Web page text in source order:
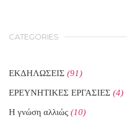
CATEGORIES
ΕΚΔΗΛΩΣΕΙΣ (91)
ΕΡΕΥΝΗΤΙΚΕΣ ΕΡΓΑΣΙΕΣ (4)
Η γνώση αλλιώς (10)